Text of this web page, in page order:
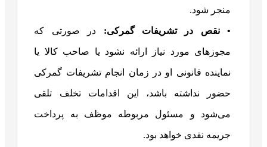
منجر شود.
• نقص در تشریفات گمرکی: در صورتی که
مجوزهای مورد نیاز ارائه نشود یا صاحب کالا یا
نماینده قانونی او در زمان انجام تشریفات گمرکی
حضور نداشته باشد، این اقدامات تخلف تلقی
می‌شود و مسئول مربوطه موظف به پرداخت
جریمه نقدی خواهد بود.